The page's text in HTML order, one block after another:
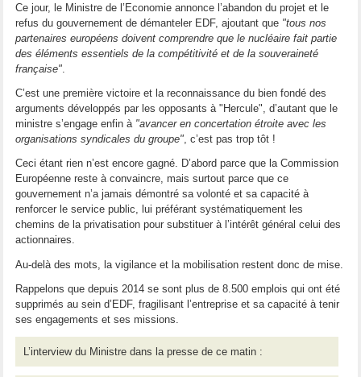
Ce jour, le Ministre de l’Economie annonce l’abandon du projet et le
refus du gouvernement de démanteler EDF, ajoutant que "tous nos
partenaires européens doivent comprendre que le nucléaire fait partie
des éléments essentiels de la compétitivité et de la souveraineté
française"​
C’est une première victoire et la reconnaissance du bien fondé des
arguments développés par les opposants à "Hercule", d’autant que le
ministre s’engage enfin à "avancer en concertation étroite avec les
organisations syndicales du groupe", c’est pas trop tôt !
Ceci étant rien n’est encore gagné. D’abord parce que la Commission
Européenne reste à convaincre, mais surtout parce que ce
gouvernement n’a jamais démontré sa volonté et sa capacité à
renforcer le service public, lui préférant systématiquement les
chemins de la privatisation pour substituer à l’intérêt général celui des
actionnaires.
Au-delà des mots, la vigilance et la mobilisation restent donc de mise.
Rappelons que depuis 2014 se sont plus de 8.500 emplois qui ont été
supprimés au sein d’EDF, fragilisant l’entreprise et sa capacité à tenir
ses engagements et ses missions.
L’interview du Ministre dans la presse de ce matin :